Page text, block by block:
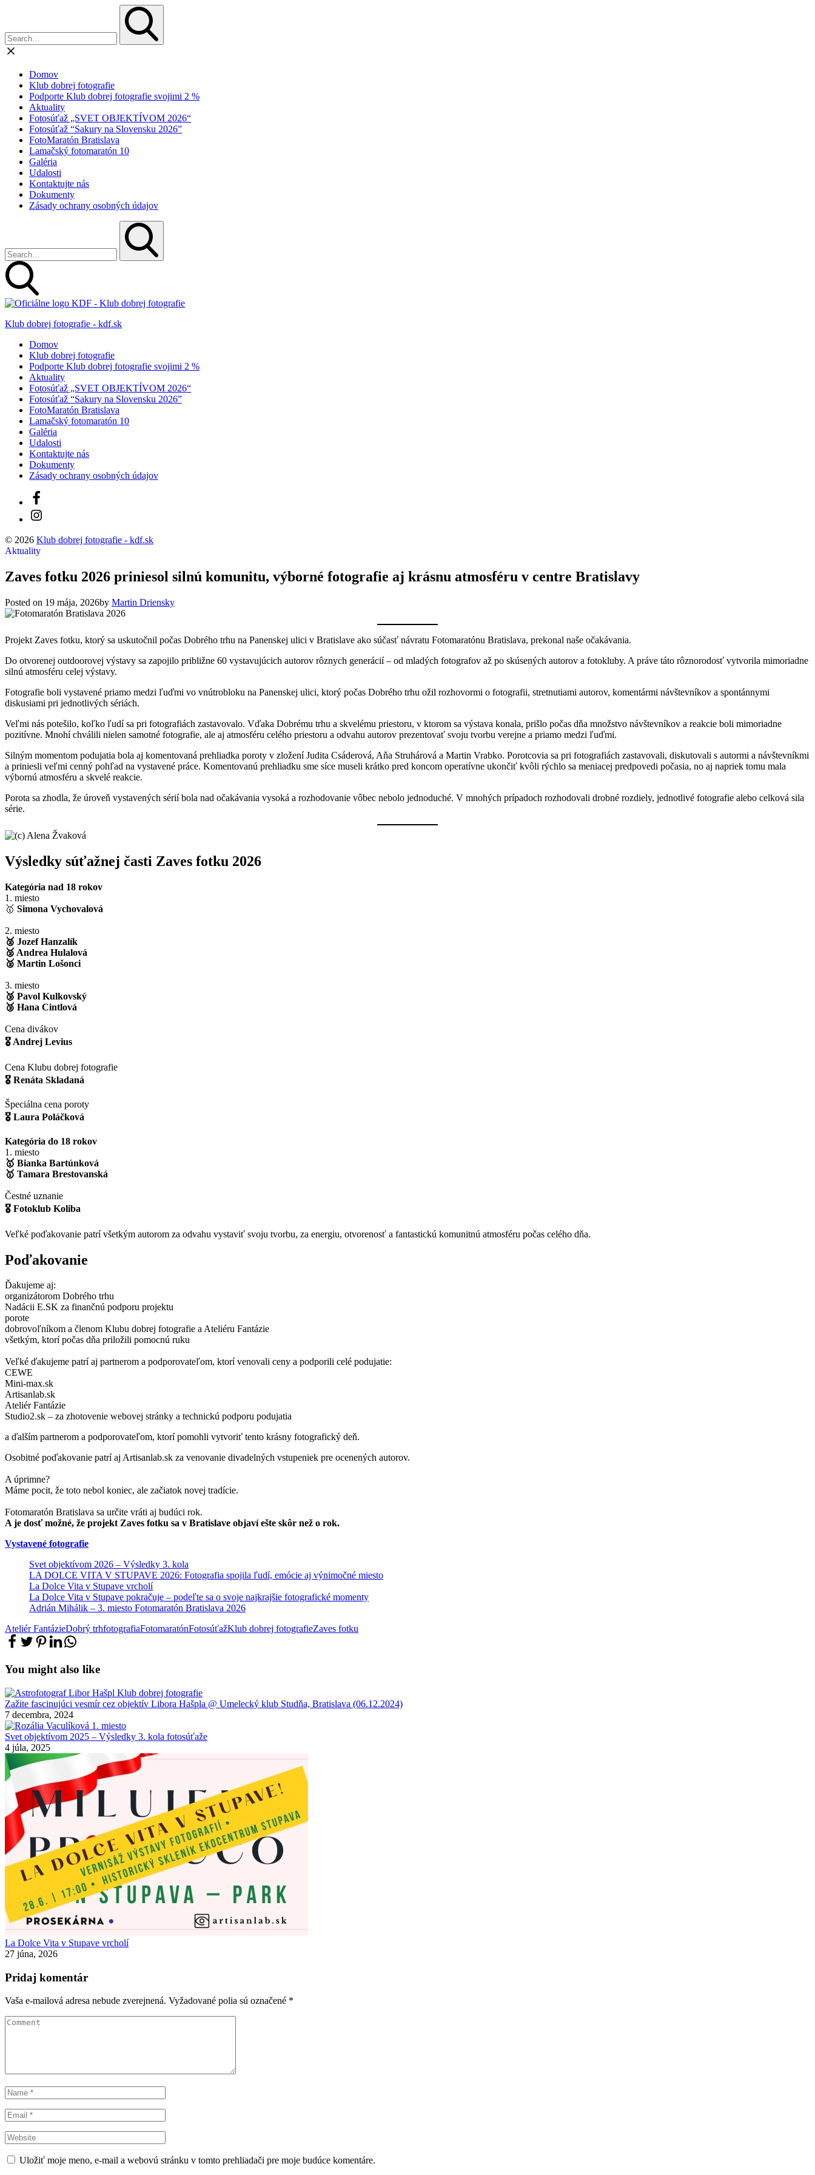
Domov
Klub dobrej fotografie
Podporte Klub dobrej fotografie svojimi 2 %
Aktuality
Fotosúťaž „SVET OBJEKTÍVOM 2026“
Fotosúťaž “Sakury na Slovensku 2026”
FotoMaratón Bratislava
Lamačský fotomaratón 10
Galéria
Udalosti
Kontaktujte nás
Dokumenty
Zásady ochrany osobných údajov
Klub dobrej fotografie - kdf.sk
Domov
Klub dobrej fotografie
Podporte Klub dobrej fotografie svojimi 2 %
Aktuality
Fotosúťaž „SVET OBJEKTÍVOM 2026“
Fotosúťaž “Sakury na Slovensku 2026”
FotoMaratón Bratislava
Lamačský fotomaratón 10
Galéria
Udalosti
Kontaktujte nás
Dokumenty
Zásady ochrany osobných údajov
Facebook
Instagram
© 2026 Klub dobrej fotografie - kdf.sk
Aktuality
Zaves fotku 2026 priniesol silnú komunitu, výborné fotografie aj krásnu atmosféru v centre Bratislavy
Posted on 19 mája, 2026by Martin Driensky
Projekt Zaves fotku, ktorý sa uskutočnil počas Dobrého trhu na Panenskej ulici v Bratislave ako súčasť návratu Fotomaratónu Bratislava, prekonal naše očakávania.
Do otvorenej outdoorovej výstavy sa zapojilo približne 60 vystavujúcich autorov rôznych generácií – od mladých fotografov až po skúsených autorov a fotokluby. A práve táto rôznorodosť vytvorila mimoriadne
silnú atmosféru celej výstavy.
Fotografie boli vystavené priamo medzi ľuďmi vo vnútrobloku na Panenskej ulici, ktorý počas Dobrého trhu ožil rozhovormi o fotografii, stretnutiami autorov, komentármi návštevníkov a spontánnymi
diskusiami pri jednotlivých sériách.
Veľmi nás potešilo, koľko ľudí sa pri fotografiách zastavovalo. Vďaka Dobrému trhu a skvelému priestoru, v ktorom sa výstava konala, prišlo počas dňa množstvo návštevníkov a reakcie boli mimoriadne
pozitívne. Mnohí chválili nielen samotné fotografie, ale aj atmosféru celého priestoru a odvahu autorov prezentovať svoju tvorbu verejne a priamo medzi ľuďmi.
Silným momentom podujatia bola aj komentovaná prehliadka poroty v zložení Judita Csáderová, Aňa Struhárová a Martin Vrabko. Porotcovia sa pri fotografiách zastavovali, diskutovali s autormi a návštevníkmi
a priniesli veľmi cenný pohľad na vystavené práce. Komentovanú prehliadku sme síce museli krátko pred koncom operatívne ukončiť kvôli rýchlo sa meniacej predpovedi počasia, no aj napriek tomu mala
výbornú atmosféru a skvelé reakcie.
Porota sa zhodla, že úroveň vystavených sérií bola nad očakávania vysoká a rozhodovanie vôbec nebolo jednoduché. V mnohých prípadoch rozhodovali drobné rozdiely, jednotlivé fotografie alebo celková sila
série.
Výsledky súťažnej časti Zaves fotku 2026
Kategória nad 18 rokov
1. miesto
🥇 Simona Vychovalová
2. miesto
🥈 Jozef Hanzalík
🥈 Andrea Hulalová
🥈 Martin Lošonci
3. miesto
🥉 Pavol Kulkovský
🥉 Hana Cintlová
Cena divákov
🎖 Andrej Levius
Cena Klubu dobrej fotografie
🎖 Renáta Skladaná
Špeciálna cena poroty
🎖 Laura Poláčková
Kategória do 18 rokov
1. miesto
🥇 Bianka Bartúnková
🥇 Tamara Brestovanská
Čestné uznanie
🎖 Fotoklub Koliba
Veľké poďakovanie patrí všetkým autorom za odvahu vystaviť svoju tvorbu, za energiu, otvorenosť a fantastickú komunitnú atmosféru počas celého dňa.
Poďakovanie
Ďakujeme aj:
organizátorom Dobrého trhu
Nadácii E.SK za finančnú podporu projektu
porote
dobrovoľníkom a členom Klubu dobrej fotografie a Ateliéru Fantázie
všetkým, ktorí počas dňa priložili pomocnú ruku
Veľké ďakujeme patrí aj partnerom a podporovateľom, ktorí venovali ceny a podporili celé podujatie:
CEWE
Mini-max.sk
Artisanlab.sk
Ateliér Fantázie
Studio2.sk – za zhotovenie webovej stránky a technickú podporu podujatia
a ďalším partnerom a podporovateľom, ktorí pomohli vytvoriť tento krásny fotografický deň.
Osobitné poďakovanie patrí aj Artisanlab.sk za venovanie divadelných vstupeniek pre ocenených autorov.
A úprimne?
Máme pocit, že toto nebol koniec, ale začiatok novej tradície.
Fotomaratón Bratislava sa určite vráti aj budúci rok.
A je dosť možné, že projekt Zaves fotku sa v Bratislave objaví ešte skôr než o rok.
Vystavené fotografie
Svet objektívom 2026 – Výsledky 3. kola
LA DOLCE VITA V STUPAVE 2026: Fotografia spojila ľudí, emócie aj výnimočné miesto
La Dolce Vita v Stupave vrcholí
La Dolce Vita v Stupave pokračuje – podeľte sa o svoje najkrajšie fotografické momenty
Adrián Mihálik – 3. miesto Fotomaratón Bratislava 2026
Ateliér FantázieDobrý trhfotografiaFotomaratónFotosúťažKlub dobrej fotografieZaves fotku
You might also like
Zažite fascinujúci vesmír cez objektív Libora Hašpla @ Umelecký klub Studňa, Bratislava (06.12.2024)
7 decembra, 2024
Svet objektívom 2025 – Výsledky 3. kola fotosúťaže
4 júla, 2025
La Dolce Vita v Stupave vrcholí
27 júna, 2026
Pridaj komentár
Vaša e-mailová adresa nebude zverejnená. Vyžadované polia sú označené *
Uložiť moje meno, e-mail a webovú stránku v tomto prehliadači pre moje budúce komentáre.